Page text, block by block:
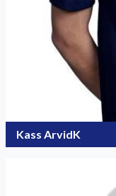
Kass ArvidK